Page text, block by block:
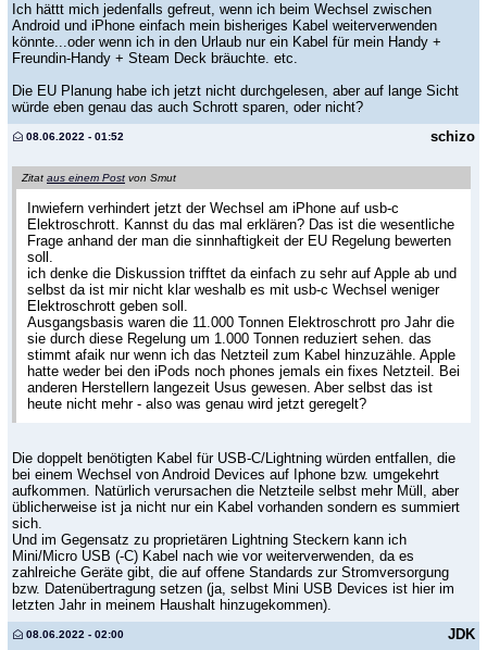
Ich hättt mich jedenfalls gefreut, wenn ich beim Wechsel zwischen
Android und iPhone einfach mein bisheriges Kabel weiterverwenden
könnte...oder wenn ich in den Urlaub nur ein Kabel für mein Handy +
Freundin-Handy + Steam Deck bräuchte. etc.
Die EU Planung habe ich jetzt nicht durchgelesen, aber auf lange Sicht
würde eben genau das auch Schrott sparen, oder nicht?
schizo
08.06.2022 - 01:52
Zitat aus einem Post von Smut
Inwiefern verhindert jetzt der Wechsel am iPhone auf usb-c
Elektroschrott. Kannst du das mal erklären? Das ist die wesentliche
Frage anhand der man die sinnhaftigkeit der EU Regelung bewerten
soll.
ich denke die Diskussion trifftet da einfach zu sehr auf Apple ab und
selbst da ist mir nicht klar weshalb es mit usb-c Wechsel weniger
Elektroschrott geben soll.
Ausgangsbasis waren die 11.000 Tonnen Elektroschrott pro Jahr die
sie durch diese Regelung um 1.000 Tonnen reduziert sehen. das
stimmt afaik nur wenn ich das Netzteil zum Kabel hinzuzähle. Apple
hatte weder bei den iPods noch phones jemals ein fixes Netzteil. Bei
anderen Herstellern langezeit Usus gewesen. Aber selbst das ist
heute nicht mehr - also was genau wird jetzt geregelt?
Die doppelt benötigten Kabel für USB-C/Lightning würden entfallen, die
bei einem Wechsel von Android Devices auf Iphone bzw. umgekehrt
aufkommen. Natürlich verursachen die Netzteile selbst mehr Müll, aber
üblicherweise ist ja nicht nur ein Kabel vorhanden sondern es summiert
sich.
Und im Gegensatz zu proprietären Lightning Steckern kann ich
Mini/Micro USB (-C) Kabel nach wie vor weiterverwenden, da es
zahlreiche Geräte gibt, die auf offene Standards zur Stromversorgung
bzw. Datenübertragung setzen (ja, selbst Mini USB Devices ist hier im
letzten Jahr in meinem Haushalt hinzugekommen).
JDK
08.06.2022 - 02:00